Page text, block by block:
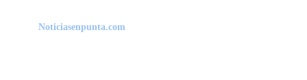
Noticiasenpunta.com